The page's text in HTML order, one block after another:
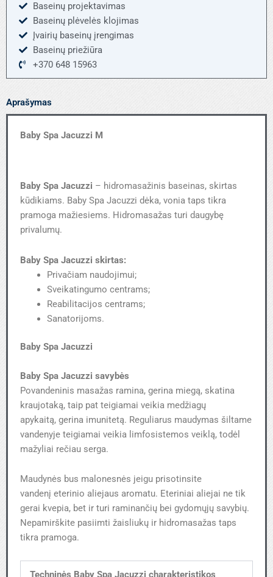
Baseinų projektavimas
Baseinų plėvelės klojimas
Įvairių baseinų įrengimas
Baseinų priežiūra
+370 648 15963
Aprašymas
Baby Spa Jacuzzi M
Baby Spa Jacuzzi – hidromasažinis baseinas, skirtas
kūdikiams. Baby Spa Jacuzzi dėka, vonia taps tikra
pramoga mažiesiems. Hidromasažas turi daugybę
privalumų.
Baby Spa Jacuzzi skirtas:
Privačiam naudojimui;
Sveikatingumo centrams;
Reabilitacijos centrams;
Sanatorijoms.
Baby Spa Jacuzzi
Baby Spa Jacuzzi savybės
Povandeninis masažas ramina, gerina miegą, skatina
kraujotaką, taip pat teigiamai veikia medžiagų
apykaitą, gerina imunitetą. Reguliarus maudymas šiltame
vandenyje teigiamai veikia limfosistemos veiklą, todėl
mažyliai rečiau serga.
Maudynės bus malonesnės jeigu prisotinsite
vandenį eterinio aliejaus aromatu. Eteriniai aliejai ne tik
gerai kvepia, bet ir turi raminančių bei gydomųjų savybių.
Nepamirškite pasiimti žaisliukų ir hidromasažas taps
tikra pramoga.
Techninės Baby Spa Jacuzzi charakteristikos